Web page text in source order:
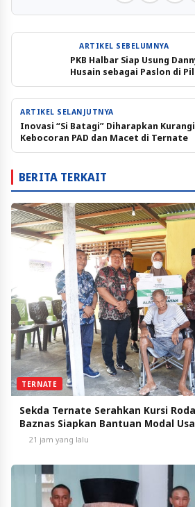
ARTIKEL SEBELUMNYA
PKB Halbar Siap Usung
Husain sebagai Paslon di
ARTIKEL SELANJUTNYA
Inovasi “Si Batagi” Diharapkan Kurangi
Kebocoran PAD dan Macet di Ternate
BERITA TERKAIT
TERNATE
Sekda Ternate Serahkan Kursi
Baznas Siapkan Bantuan Modal
21 jam yang lalu